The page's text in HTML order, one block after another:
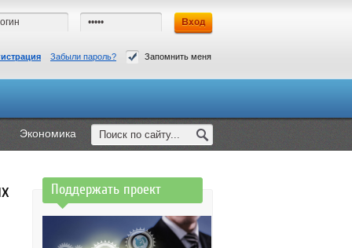
Забыли пароль? Запомнить меня
Экономика
Поддержать проект